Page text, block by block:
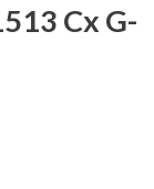
Cx G-